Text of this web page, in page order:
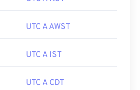
UTC A AWST
UTC A IST
UTC A CDT